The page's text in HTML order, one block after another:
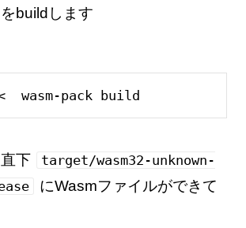
buildします
pack build
下
target/wasm32-unknown-
にWasmファイルができて